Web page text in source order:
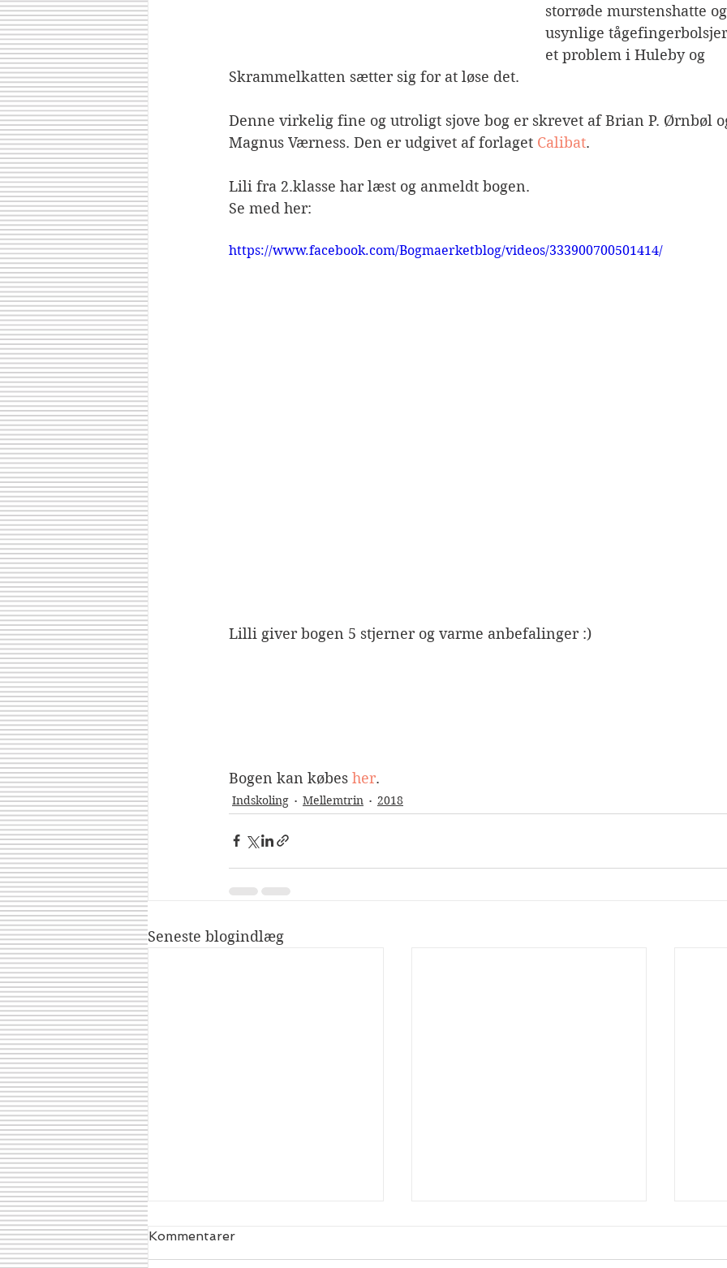
storrøde murstenshatte
usynlige
et problem i Huleby og
Skrammelkatten sætter sig for at løse det.
Denne virkelig fine og utroligt sjove bog er skrevet af Brian P. Ørnbøl
Magnus Værness. Den er udgivet af forlaget Calibat.
Lili fra 2.klasse har læst og anmeldt bogen.
Se med her:
https://www.facebook.com/Bogmaerketblog/videos/333900700501414/
Lilli giver bogen 5 stjerner og varme anbefalinger :)
Bogen kan købes her.
Indskoling Mellemtrin 2018
Seneste blogindlæg
Kommentarer